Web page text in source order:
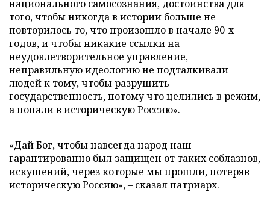
национального самосознания, достоинства для
того, чтобы никогда в истории больше не
повторилось то, что произошло в начале 90-х
годов, и чтобы никакие ссылки на
неудовлетворительное управление,
неправильную идеологию не подталкивали
людей к тому, чтобы разрушить
государственность, потому что целились в режим,
а попали в историческую Россию».
«Дай Бог, чтобы навсегда народ наш
гарантированно был защищен от таких соблазнов,
искушений, через которые мы прошли, потеряв
историческую Россию», – сказал патриарх.